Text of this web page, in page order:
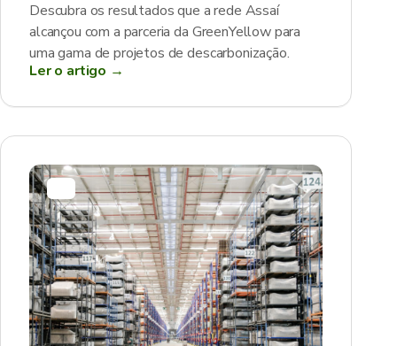
Descubra os resultados que a rede Assaí
alcançou com a parceria da GreenYellow para
uma gama de projetos de descarbonização.
Ler o artigo →